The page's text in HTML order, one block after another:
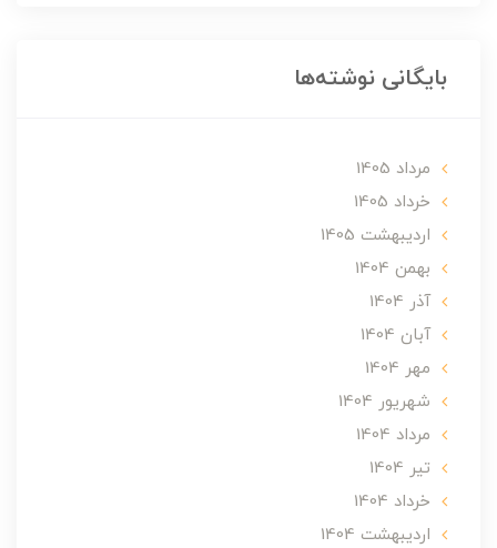
بایگانی نوشته‌ها
مرداد 1405
خرداد 1405
ارديبهشت 1405
بهمن 1404
آذر 1404
آبان 1404
مهر 1404
شهریور 1404
مرداد 1404
تير 1404
خرداد 1404
ارديبهشت 1404